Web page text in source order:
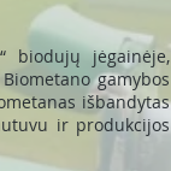
biodujų jėgainėje,
gamybos
išbandytas
ir produkcijos